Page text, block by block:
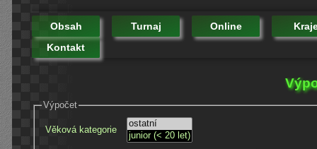
Obsah Turnaj Online
Kontakt
Výpočet
Věková kategorie